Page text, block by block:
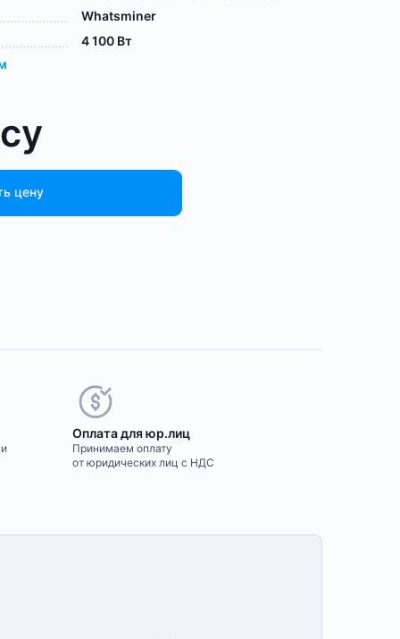
Whatsminer
4 100 Вт
цену
Оплата для юр.лиц
Принимаем оплату
от юридических лиц с НДС